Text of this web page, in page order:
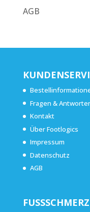
AGB
Fragen &
Kontakt
Über Footlogics
Impressum
Datenschutz
AGB